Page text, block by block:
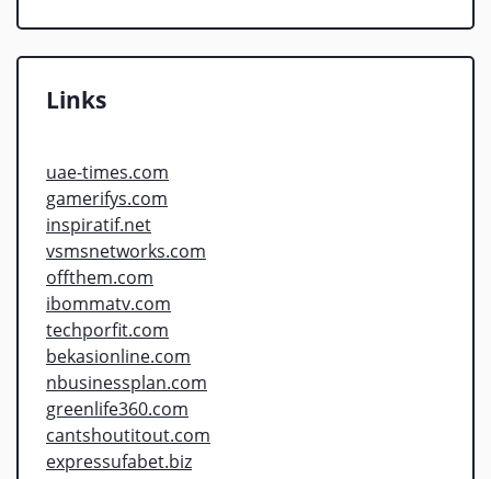
Links
uae-times.com
gamerifys.com
inspiratif.net
vsmsnetworks.com
offthem.com
ibommatv.com
techporfit.com
bekasionline.com
nbusinessplan.com
greenlife360.com
cantshoutitout.com
expressufabet.biz